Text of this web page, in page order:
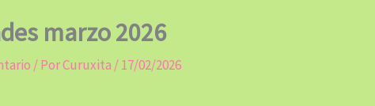
marzo 2026
/ PorCuruxita /17/02/2026